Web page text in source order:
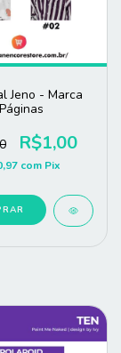
Jeno - Marca
Páginas
R$1,00
com Pix